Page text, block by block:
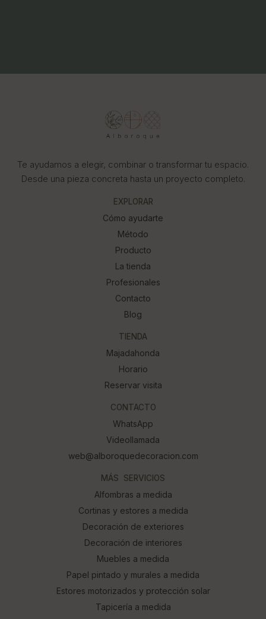
Te ayudamos a elegir, combinar o transformar tu espacio.
Desde una pieza concreta hasta un proyecto completo.
EXPLORAR
Cómo ayudarte
Método
Producto
La tienda
Profesionales
Contacto
Blog
TIENDA
Majadahonda
Horario
Reservar visita
CONTACTO
WhatsApp
Videollamada
web@alboroquedecoracion.com
MÁS SERVICIOS
Alfombras a medida
Cortinas y estores a medida
Decoración de exteriores
Decoración de interiores
Muebles a medida
Papel pintado y murales a medida
Estores motorizados y protección solar
Tapicería a medida